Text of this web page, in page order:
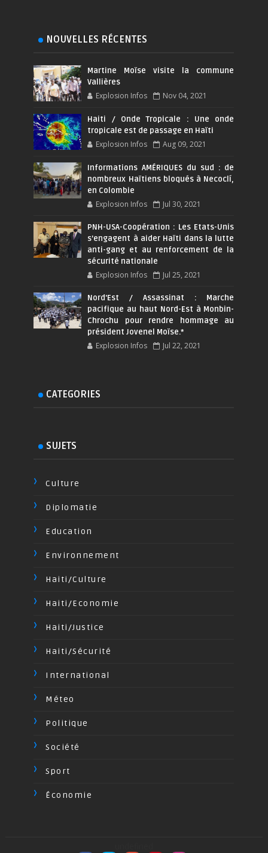
NOUVELLES RÉCENTES
Martine Moïse visite la commune
Vallières
Explosion Infos Nov 04, 2021
Haiti / Onde Tropicale : Une onde
tropicale est de passage en Haïti
Explosion Infos Aug 09, 2021
Informations AMÉRIQUES du sud : de
nombreux Haïtiens bloqués à Necoclí,
en Colombie
Explosion Infos Jul 30, 2021
PNH-USA-Coopération : Les Etats-Unis
s’engagent à aider Haïti dans la lutte
anti-gang et au renforcement de la
sécurité nationale
Explosion Infos Jul 25, 2021
Nord'Est / Assassinat : Marche
pacifique au haut Nord-Est à Monbin-
Chrochu pour rendre hommage au
président Jovenel Moïse.*
Explosion Infos Jul 22, 2021
CATEGORIES
SUJETS
Culture
Diplomatie
Education
Environnement
Haiti/Culture
Haiti/Economie
Haiti/Justice
Haiti/Sécurité
International
Méteo
Politique
Société
Sport
Économie